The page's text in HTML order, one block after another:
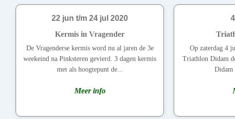
22 jun t/m 24 jul 2020
Kermis in Vragender
De Vragenderse kermis word nu al jaren de 3e
weekeind na Pinksteren gevierd. 3 dagen kermis
met als hoogtepunt de...
Meer info
Op zaterdag 4
Triathlon Didam
Didam